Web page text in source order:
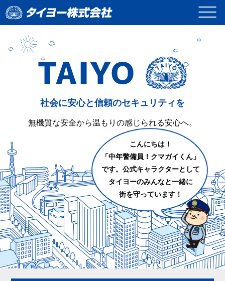
社会に安心と信頼のセキュリティを
無機質な安全から温もりの感じられる安心へ。
こんにちは！
「中年警備員！クマガイくん」
です。公式キャラクターとして
タイヨーのみんなと一緒に
街を守っています！